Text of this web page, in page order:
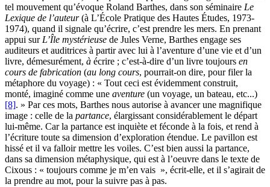
tel mouvement qu’évoque Roland Barthes, dans son séminaire Le
Lexique de l’auteur(à L’École Pratique des Hautes Études, 1973-
1974), quand il signale qu’écrire, c’est prendre les mers. En prenant
appui sur L’Île mystérieuse de Jules Verne, Barthes engage ses
auditeurs et auditrices à partir avec lui à l’aventure d’une vie et d’un
livre, démesurément, à écrire ; c’est-à-dire d’un livre toujours en
cours de fabrication (au long cours, pourrait-on dire, pour filer la
métaphore du voyage) : « Tout ceci est évidemment construit,
monté, imaginé comme une aventure (un voyage, un bateau, etc...)
[8]. » Par ces mots, Barthes nous autorise à avancer une magnifique
image : celle de la partance, élargissant considérablement le départ
lui-même. Car la partance est inquiète et féconde à la fois, et rend à
l’écriture toute sa dimension d’exploration étendue. Le pavillon est
hissé et il va falloir mettre les voiles. C’est bien aussi la partance,
dans sa dimension métaphysique, qui est à l’oeuvre dans le texte de
Cixous : « toujours comme je m’en vais », écrit-elle, et il s’agirait de
la prendre au mot, pour la suivre pas à pas.